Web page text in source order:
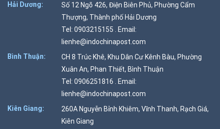
Hải Dương:
Số 12 Ngõ 426, Điện Biên Phủ, Phường Cẩm
Thượng, Thành phố Hải Dương
Tel: 0903215155 . Email:
lienhe@indochinapost.com
Bình Thuận:
CH 8 Trúc Khê, Khu Dân Cư Kênh Bàu, Phường
Xuân An, Phan Thiết, Bình Thuận
Tel: 0906251816 . Email:
lienhe@indochinapost.com
Kiên Giang:
260A Nguyễn Bỉnh Khiêm, Vĩnh Thanh, Rạch Giá,
Kiên Giang